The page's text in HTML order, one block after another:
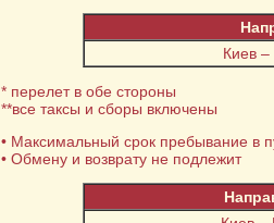
Киев –
* перелет в обе стороны
**все таксы и сборы включены
• Максимальный срок пребывание в
• Обмену и возврату не подлежит